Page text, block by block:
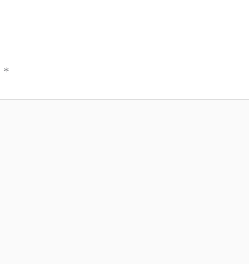
*